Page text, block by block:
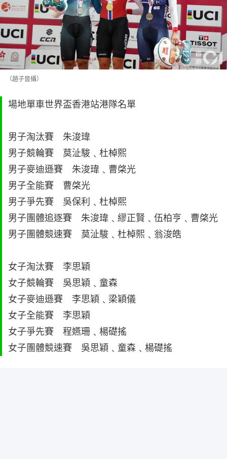
（趙子晉攝）
場地單車世界盃香港站港隊名單
男子淘汰賽 朱浚瑋
男子競輪賽 莫沚駿﹑杜棹熙
男子麥迪遜賽 朱浚瑋﹑曹棨光
男子全能賽 曹棨光
男子爭先賽 吳保利﹑杜棹熙
男子團體追逐賽 朱浚瑋﹑繆正賢﹑伍柏亨﹑曹棨光
男子團體競速賽 莫沚駿﹑杜棹熙﹑翁浚皓
女子淘汰賽 李思穎
女子競輪賽 吳思穎﹑童森
女子麥迪遜賽 李思穎﹑梁穎儀
女子全能賽 李思穎
女子爭先賽 程嬿珊﹑楊礎搖
女子團體競速賽 吳思穎﹑童森﹑楊礎搖